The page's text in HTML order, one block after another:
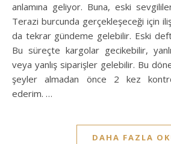
anlamına geliyor. Buna, eski
Terazi burcunda gerçekleşeceği için
da tekrar gündeme gelebilir. Eski
Bu süreçte kargolar gecikebilir,
veya yanlış siparişler gelebilir. Bu
şeyler almadan önce 2 kez
ederim. …
DAHA FAZLA